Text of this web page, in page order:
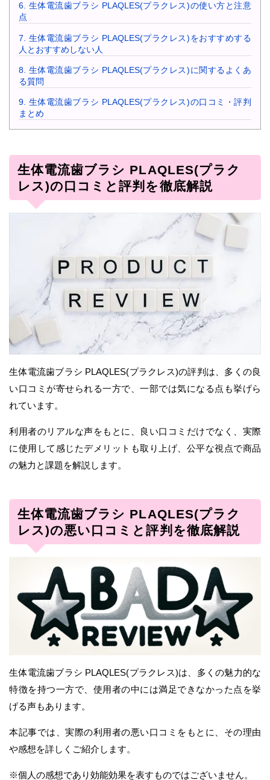
6. 生体電流歯ブラシ PLAQLES(プラクレス)の使い方と注意
点
7.
生体電流歯ブラシ PLAQLES(プラクレス)をおすすめする
人とおすすめしない人
8. 生体電流歯ブラシ PLAQLES(プラクレス)に関するよくあ
る質問
9. 生体電流歯ブラシ PLAQLES(プラクレス)の口コミ・評判
まとめ
生体電流歯ブラシ PLAQLES(プラク
レス)の口コミと評判を徹底解説
生体電流歯ブラシ PLAQLES(プラクレス)の評判は、多くの良
い口コミが寄せられる一方で、一部では気になる点も挙げら
れています。
利用者のリアルな声をもとに、良い口コミだけでなく、実際
に使用して感じたデメリットも取り上げ、公平な視点で商品
の魅力と課題を解説します。
生体電流歯ブラシ PLAQLES(プラク
レス)の悪い口コミと評判を徹底解説
生体電流歯ブラシ PLAQLES(プラクレス)は、多くの魅力的な
特徴を持つ一方で、使用者の中には満足できなかった点を挙
げる声もあります。
本記事では、実際の利用者の悪い口コミをもとに、その理由
や感想を詳しくご紹介します。
※個人の感想であり効能効果を表すものではございません。